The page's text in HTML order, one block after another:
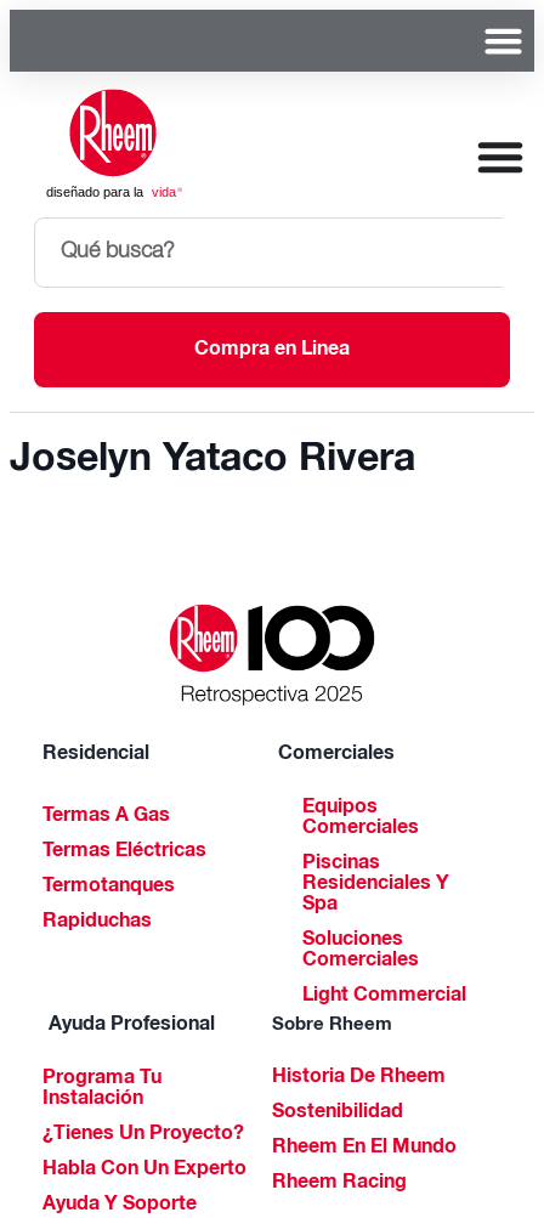
Compra en Linea
Joselyn Yataco Rivera
Residencial
Termas A Gas
Termas Eléctricas
Termotanques
Rapiduchas
Comerciales
Equipos
Comerciales
Piscinas
Residenciales Y
Spa
Soluciones
Comerciales
Light Commercial
Ayuda Profesional
Programa Tu
Instalación
¿Tienes Un Proyecto?
Habla Con Un Experto
Ayuda Y Soporte
Sobre Rheem
Historia De Rheem
Sostenibilidad
Rheem En El Mundo
Rheem Racing